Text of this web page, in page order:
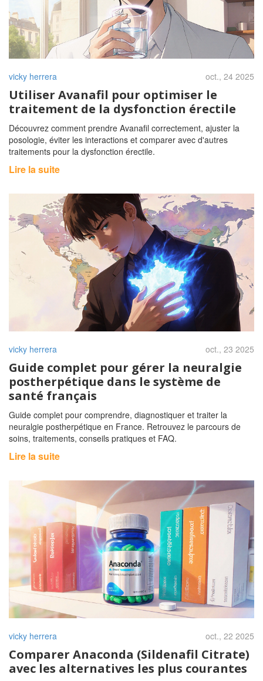
vicky herrera oct., 24 2025
Utiliser Avanafil pour optimiser le
traitement de la dysfonction érectile
Découvrez comment prendre Avanafil correctement, ajuster la
posologie, éviter les interactions et comparer avec d'autres
traitements pour la dysfonction érectile.
Lire la suite
vicky herrera oct., 23 2025
Guide complet pour gérer la neuralgie
postherpétique dans le système de
santé français
Guide complet pour comprendre, diagnostiquer et traiter la
neuralgie postherpétique en France. Retrouvez le parcours de
soins, traitements, conseils pratiques et FAQ.
Lire la suite
vicky herrera oct., 22 2025
Comparer Anaconda (Sildenafil Citrate)
avec les alternatives les plus courantes